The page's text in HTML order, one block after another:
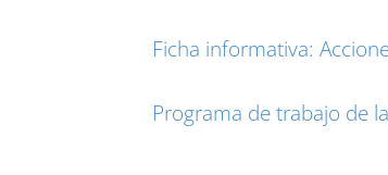
Ficha informativa:
Programa de trabajo de